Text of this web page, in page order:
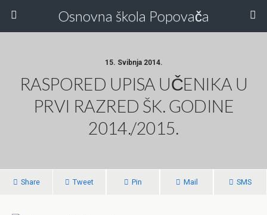
Osnovna škola Popovača
15. Svibnja 2014.
RASPORED UPISA UČENIKA U
PRVI RAZRED ŠK. GODINE
2014./2015.
Share Tweet Pin Mail SMS